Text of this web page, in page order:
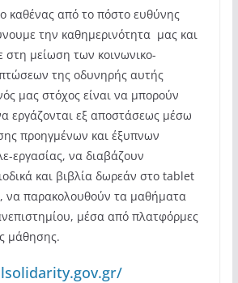
καθένας από το πόστο ευθύνης
την καθημερινότητα μας και
μείωση των κοινωνικο-
της οδυνηρής αυτής
μας στόχος είναι να μπορούν
εργάζονται εξ αποστάσεως μέσω
προηγμένων και έξυπνων
εργασίας, να διαβάζουν
και βιβλία δωρεάν στο tablet
να παρακολουθούν τα μαθήματα
μέσα από πλατφόρμες
μάθησης.